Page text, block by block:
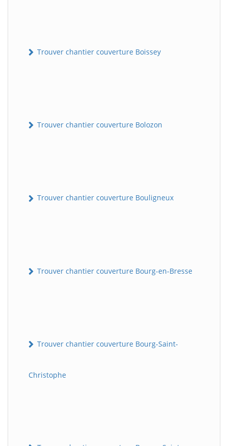
Trouver chantier couverture Boissey
Trouver chantier couverture Bolozon
Trouver chantier couverture Bouligneux
Trouver chantier couverture Bourg-en-Bresse
Trouver chantier couverture Bourg-Saint-
Christophe